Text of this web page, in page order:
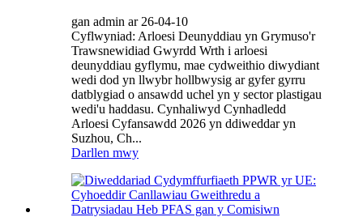
gan admin ar 26-04-10
Cyflwyniad: Arloesi Deunyddiau yn Grymuso'r
Trawsnewidiad Gwyrdd Wrth i arloesi
deunyddiau gyflymu, mae cydweithio diwydiant
wedi dod yn llwybr hollbwysig ar gyfer gyrru
datblygiad o ansawdd uchel yn y sector plastigau
wedi'u haddasu. Cynhaliwyd Cynhadledd
Arloesi Cyfansawdd 2026 yn ddiweddar yn
Suzhou, Ch...
Darllen mwy